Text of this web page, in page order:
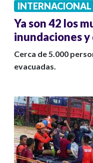
INTERNACIONAL
Ya son 42 los
inundaciones y
Cerca de 5.000
evacuadas.